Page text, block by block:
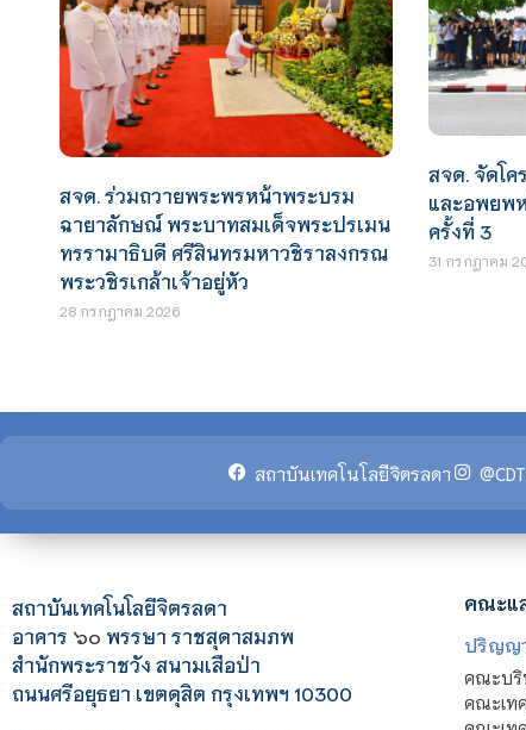
สจด. ร่วมถวายพระพรหน้าพระบรม
ฉายาลักษณ์ พระบาทสมเด็จพระปรเมน
ทรรามาธิบดี ศรีสินทรมหาวชิราลงกรณ
พระวชิรเกล้าเจ้าอยู่หัว
28 กรกฎาคม 2026
สจด. จัดโ
และอพยพ
ครั้งที่ 3
31 กรกฎาคม
สถาบันเทคโนโลยีจิตรลดา
สถาบันเทคโนโลยีจิตรลดา
อาคาร ๖๐ พรรษา ราชสุดาสมภพ
สำนักพระราชวัง สนามเสือป่า
ถนนศรีอยุธยา เขตดุสิต กรุงเทพฯ 10300
คณะแ
ปริญญ
คณะบริ
คณะเท